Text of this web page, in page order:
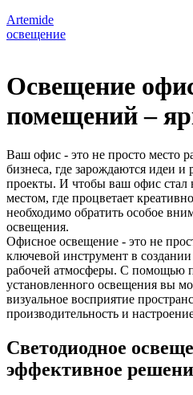
Artemide
освещение
Освещение
помещений –
Ваш офис - это не просто место
бизнеса, где зарождаются идеи
проекты. И чтобы ваш офис стал
местом, где процветает
необходимо обратить особое
освещения.
Офисное освещение - это не
ключевой инструмент в
рабочей атмосферы. С помощью
установленного освещения вы
визуальное восприятие
производительность и
Светодиодное
эффективное